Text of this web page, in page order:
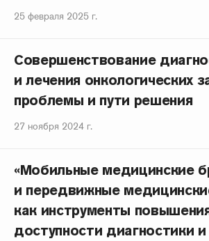
25 февраля 2025 г.
Совершенствование
и лечения онкологических
проблемы и пути решения
27 ноября 2024 г.
«Мобильные медицинские
и передвижные
как инструменты
доступности диагностики